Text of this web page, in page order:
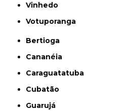
Vinhedo
Votuporanga
Bertioga
Cananéia
Caraguatatuba
Cubatão
Guarujá